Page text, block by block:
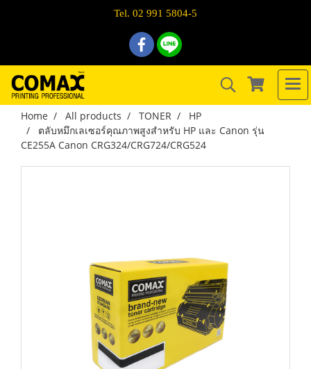
Tel. 02 991 5804-5
Home All products TONER
HP
ตลับหมึกเลเซอร์คุณภาพสูงสำหรับ HP และ Canon รุ่น
CE255A Canon CRG324/CRG724/CRG524